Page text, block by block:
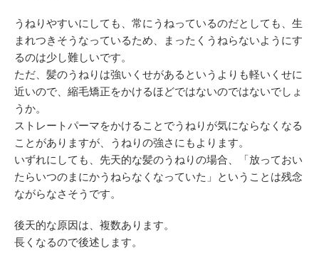
うねりやすいにしても、常にうねっているのだとしても、生
まれつきそうなっているため、まったくうねらないようにす
るのは少し難しいです。
ただ、髪のうねりは強いくせがあるというよりも軽いくせに
近いので、縮毛矯正をかけるほどではないのではないでしょ
うか。
ストレートパーマをかけることでうねりが気にならなくなる
ことがありますが、うねりの強さにもよります。
いずれにしても、先天的な髪のうねりの場合、「放っておい
たらいつのまにかうねらなくなっていた」ということは残念
ながらなさそうです。
後天的な原因は、複数あります。
長くなるので後述します。